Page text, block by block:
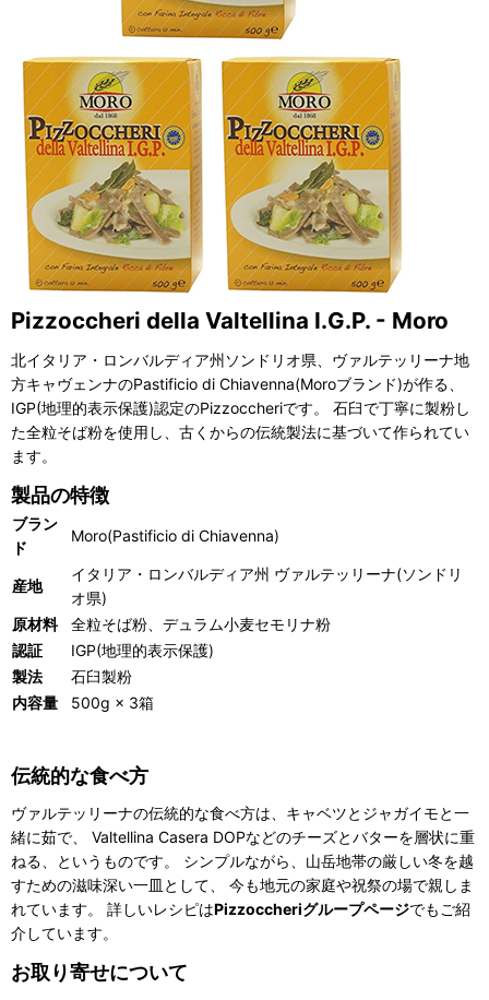
Pizzoccheri della Valtellina I.G.P. - Moro
北イタリア・ロンバルディア州ソンドリオ県、ヴァルテッリーナ地
方キャヴェンナのPastificio di Chiavenna(Moroブランド)が作る、
IGP(地理的表示保護)認定のPizzoccheriです。 石臼で丁寧に製粉し
た全粒そば粉を使用し、古くからの伝統製法に基づいて作られてい
ます。
製品の特徴
ブラン
ド
Moro(Pastificio di Chiavenna)
産地
イタリア・ロンバルディア州 ヴァルテッリーナ(ソンドリ
オ県)
原材料
全粒そば粉、デュラム小麦セモリナ粉
認証
IGP(地理的表示保護)
製法
石臼製粉
内容量
500g × 3箱
伝統的な食べ方
ヴァルテッリーナの伝統的な食べ方は、キャベツとジャガイモと一
緒に茹で、 Valtellina Casera DOPなどのチーズとバターを層状に重
ねる、というものです。 シンプルながら、山岳地帯の厳しい冬を越
すための滋味深い一皿として、 今も地元の家庭や祝祭の場で親しま
れています。 詳しいレシピはPizzoccheriグループページでもご紹
介しています。
お取り寄せについて